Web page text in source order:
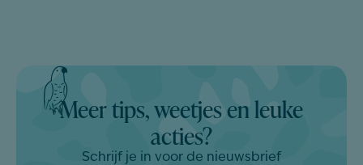
Meer tips, weetjes en leuke
acties?
Schrijf je in voor de nieuwsbrief